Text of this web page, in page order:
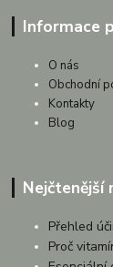
Informace
O nás
Obchodní
Kontakty
Blog
Nejčtenější
Přehled
Proč